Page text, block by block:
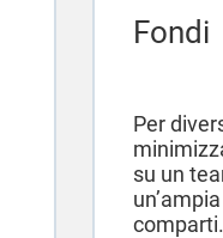
Fondi
Per
su un
comparti.